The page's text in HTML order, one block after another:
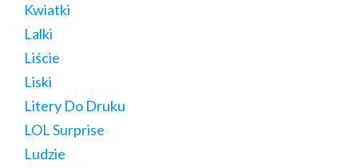
Kwiatki
Lalki
Liście
Liski
Litery Do Druku
LOL Surprise
Ludzie